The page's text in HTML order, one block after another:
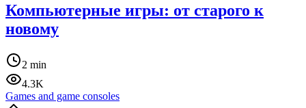
Компьютерные игры: от старого к
новому
2 min
4.3K
Games and game consoles